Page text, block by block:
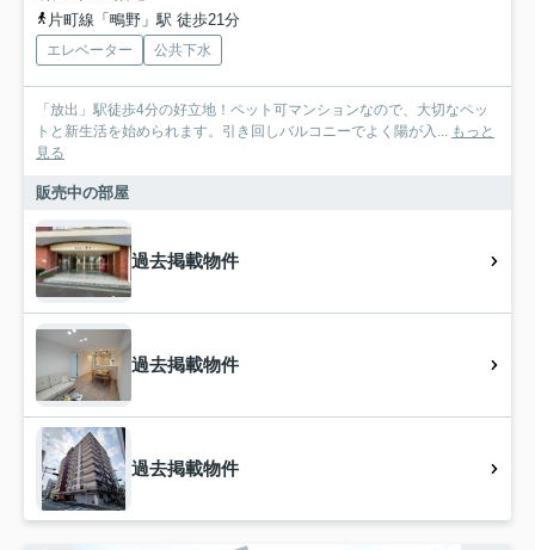
片町線「鴫野」駅 徒歩21分
エレベーター 公共下水
「放出」駅徒歩4分の好立地！ペット可マンションなので、大切なペッ
トと新生活を始められます。引き回しバルコニーでよく陽が入... もっと
見る
販売中の部屋
過去掲載物件
過去掲載物件
過去掲載物件